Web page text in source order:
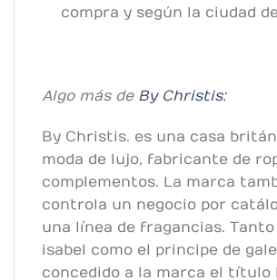
compra y según la ciudad
Algo más de By Christis:
By Christis. es una casa
moda de lujo, fabricante de
complementos. La marca
controla un negocio por
una línea de fragancias. Tanto
isabel como el principe de
concedido a la marca el título